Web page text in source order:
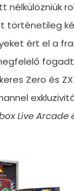
nélkülözniük
történetileg
ért el a
Zero és
Live